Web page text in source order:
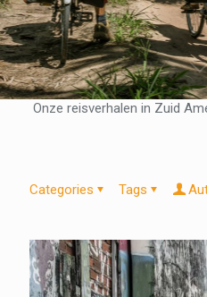
Onze reisverhalen in Zuid
Categories Tags